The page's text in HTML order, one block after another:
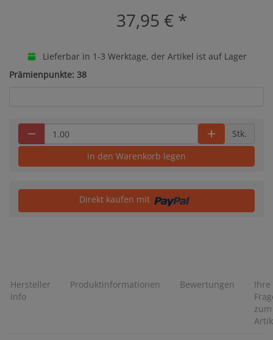
37,95 € *
Lieferbar in 1-3 Werktage, der Artikel ist auf Lager
Prämienpunkte: 38
Stk.
in den Warenkorb legen
Direkt kaufen mit
Hersteller
Info
Produktinformationen Bewertungen
Ihre
zum